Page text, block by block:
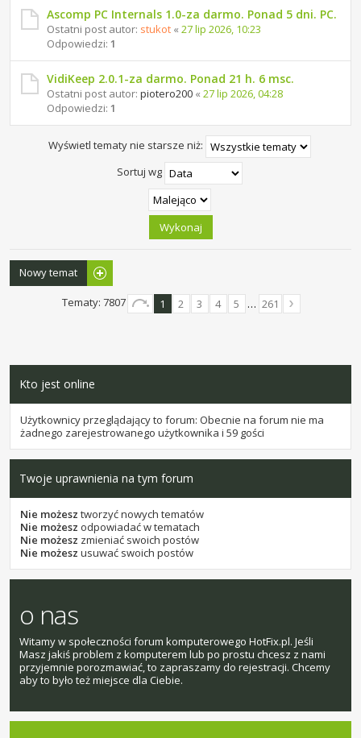
Ascomp PC Internals 1.0-za darmo. Ponad 5 dni. PC.
Ostatni post autor: stukot « 27 lip 2026, 10:23
Odpowiedzi: 1
VidiKeep 2.0.1-za darmo. Ponad 21 h. 6 msc.
Ostatni post autor: piotero200 « 27 lip 2026, 04:28
Odpowiedzi: 1
Wyświetl tematy nie starsze niż:
Sortuj wg
Nowy temat
Tematy: 7807 1 2 3 4 5 … 261
Kto jest online
Użytkownicy przeglądający to forum: Obecnie na forum nie ma
żadnego zarejestrowanego użytkownika i 59 gości
Twoje uprawnienia na tym forum
Nie możesz tworzyć nowych tematów
Nie możesz odpowiadać w tematach
Nie możesz zmieniać swoich postów
Nie możesz usuwać swoich postów
o nas
Witamy w społeczności forum komputerowego HotFix.pl. Jeśli
Masz jakiś problem z komputerem lub po prostu chcesz z nami
przyjemnie porozmawiać, to zapraszamy do rejestracji. Chcemy
aby to było też miejsce dla Ciebie.